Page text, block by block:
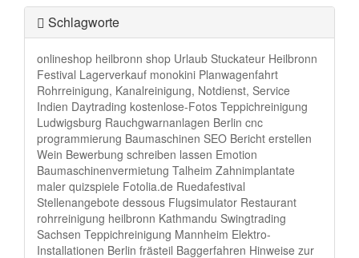
Schlagworte
onlineshop heilbronn shop Urlaub Stuckateur Heilbronn
Festival Lagerverkauf monokini Planwagenfahrt
Rohrreinigung, Kanalreinigung, Notdienst, Service
Indien Daytrading kostenlose-Fotos Teppichreinigung
Ludwigsburg Rauchgwarnanlagen Berlin cnc
programmierung Baumaschinen SEO Bericht erstellen
Wein Bewerbung schreiben lassen Emotion
Baumaschinenvermietung Talheim Zahnimplantate
maler quizspiele Fotolia.de Ruedafestival
Stellenangebote dessous Flugsimulator Restaurant
rohrreinigung heilbronn Kathmandu Swingtrading
Sachsen Teppichreinigung Mannheim Elektro-
Installationen Berlin frästeil Baggerfahren Hinweise zur